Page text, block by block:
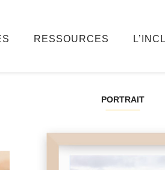
RESSOURCES
PORTRAIT